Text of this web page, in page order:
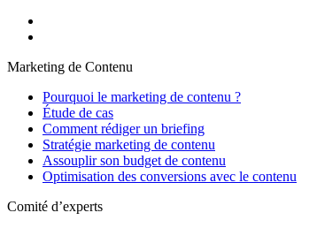
Marketing de Contenu
Pourquoi le marketing de contenu ?
Étude de cas
Comment rédiger un briefing
Stratégie marketing de contenu
Assouplir son budget de contenu
Optimisation des conversions avec le contenu
Comité d’experts